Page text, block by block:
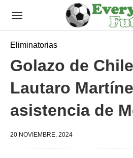
Eliminatorias
Golazo de
Lautaro
asistencia de
20 NOVIEMBRE, 2024